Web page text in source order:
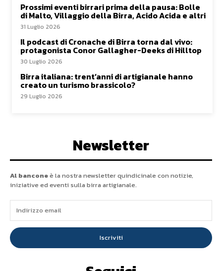
Prossimi eventi birrari prima della pausa: Bolle
di Malto, Villaggio della Birra, Acido Acida e altri
31 Luglio 2026
Il podcast di Cronache di Birra torna dal vivo:
protagonista Conor Gallagher-Deeks di Hilltop
30 Luglio 2026
Birra italiana: trent’anni di artigianale hanno
creato un turismo brassicolo?
29 Luglio 2026
Newsletter
Al banconeè la nostra newsletter quindicinale con notizie,
iniziative ed eventi sulla birra artigianale.
Iscriviti